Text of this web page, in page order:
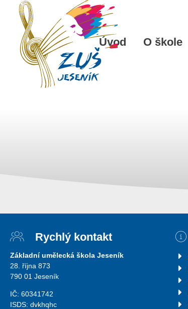
Úvod O škole
Rychlý kontakt
Základní umělecká škola Jeseník
28. října 873
790 01 Jeseník
IČ: 60341742
ISDS: dvkhqhc